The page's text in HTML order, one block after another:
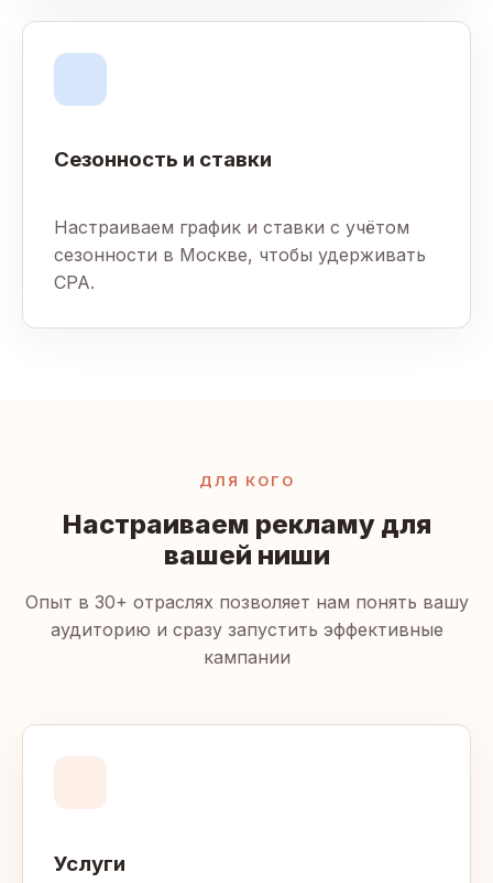
Сезонность и ставки
Настраиваем график и ставки с учётом
сезонности в Москве, чтобы удерживать
CPA.
ДЛЯ КОГО
Настраиваем рекламу для
вашей ниши
Опыт в 30+ отраслях позволяет нам понять вашу
аудиторию и сразу запустить эффективные
кампании
Услуги